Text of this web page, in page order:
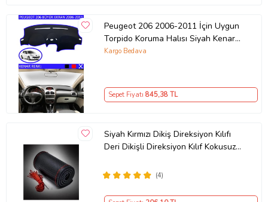
Peugeot 206 2006-2011 İçin Uygun
Torpido Koruma Halısı Siyah Kenar
Renk Mavi
Kargo Bedava
Sepet Fiyatı 845,38 TL
Siyah Kırmızı Dikiş Direksiyon Kılıfı
Deri Dikişli Direksiyon Kılıf Kokusuz
(4)